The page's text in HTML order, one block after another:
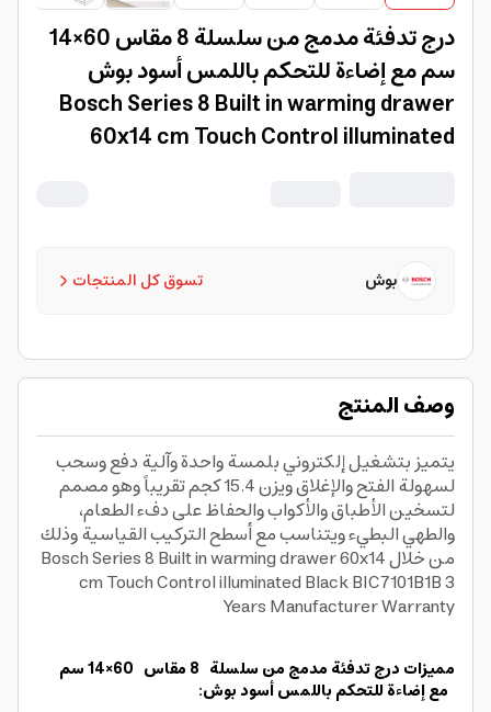
درج تدفئة مدمج من سلسلة 8 مقاس 60×14
سم مع إضاءة للتحكم باللمس أسود بوش
Bosch Series 8 Built in warming drawer
60x14 cm Touch Control illuminated
تسوق كل المنتجات بوش
وصف المنتج
يتميز بتشغيل إلكتروني بلمسة واحدة وآلية دفع وسحب
لسهولة الفتح والإغلاق ويزن 15.4 كجم تقريباً وهو مصمم
لتسخين الأطباق والأكواب والحفاظ على دفء الطعام،
والطهي البطيء ويتناسب مع أسطح التركيب القياسية وذلك
من خلال Bosch Series 8 Built in warming drawer 60x14
cm Touch Control illuminated Black BIC7101B1B 3
Years Manufacturer Warranty
مميزات درج تدفئة مدمج من سلسلة 8 مقاس 60×14 سم
مع إضاءة للتحكم باللمس أسود بوش: